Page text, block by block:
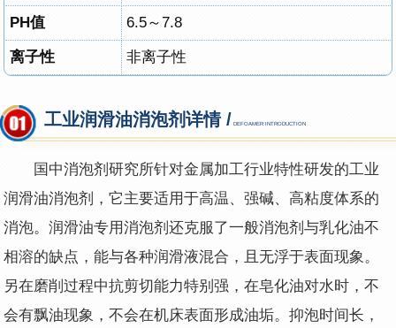
PH值 6.5～7.8
离子性 非离子性
工业润滑油消泡剂详情 / DEFOAMER INTRODUCTION
国中消泡剂研究所针对金属加工行业特性研发的工业
润滑油消泡剂，它主要适用于高温、强碱、高粘度体系的
消泡。润滑油专用消泡剂还克服了一般消泡剂与乳化油不
相溶的缺点，能与各种润滑液混合，且无浮于表面现象。
另在磨削过程中抗剪切能力特别强，在皂化油对水时，不
会有飘油现象，不会在机床表面形成油垢。抑泡时间长，